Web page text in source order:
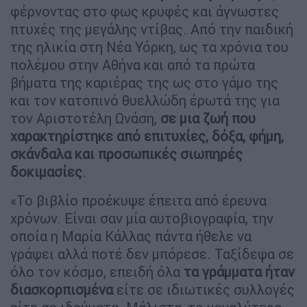
φέρνοντας στο φως κρυφές και άγνωστες
πτυχές της μεγάλης ντίβας. Από την παιδική
της ηλικία στη Νέα Υόρκη, ως τα χρόνια του
πολέμου στην Αθήνα και από τα πρώτα
βήματα της καριέρας της ως στο γάμο της
και τον κατοπινό θυελλώδη έρωτά της για
τον Αριστοτέλη Ωνάση, σε μια ζωή που
χαρακτηρίστηκε από επιτυχίες, δόξα, φήμη,
σκάνδαλα και προσωπικές σιωπηρές
δοκιμασίες.
«Το βιβλίο προέκυψε έπειτα από έρευνα
χρόνων. Είναι σαν μία αυτοβιογραφία, την
οποία η Μαρία Κάλλας πάντα ήθελε να
γράψει αλλά ποτέ δεν μπόρεσε. Ταξίδεψα σε
όλο τον κόσμο, επειδή όλα τα γράμματα ήταν
διασκορπισμέναείτε σε ιδιωτικές συλλογές